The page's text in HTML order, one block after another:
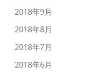
2018年9月
2018年8月
2018年7月
2018年6月